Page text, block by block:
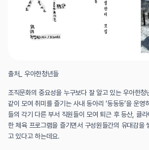
출처_ 우아한청년들
조직문화의 중요성을 누구보다 잘 알고 있는 우아한청
같이 모여 취미를 즐기는 사내 동아리 ‘동동동’을 운영
들의 각기 다른 부서 직원들이 모여 퇴근 후 등산, 클
한 체육 프로그램을 즐기면서 구성원들간의 유대감을
고 있다고 하는데요.